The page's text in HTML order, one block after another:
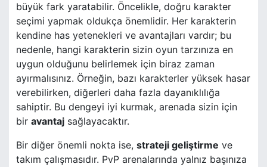
büyük fark yaratabilir. Öncelikle, doğru karakter
seçimi yapmak oldukça önemlidir. Her karakterin
kendine has yetenekleri ve avantajları vardır; bu
nedenle, hangi karakterin sizin oyun tarzınıza en
uygun olduğunu belirlemek için biraz zaman
ayırmalısınız. Örneğin, bazı karakterler yüksek hasar
verebilirken, diğerleri daha fazla dayanıklılığa
sahiptir. Bu dengeyi iyi kurmak, arenada sizin için
bir avantaj sağlayacaktır.
Bir diğer önemli nokta ise, strateji geliştirme ve
takım çalışmasıdır. PvP arenalarında yalnız başınıza